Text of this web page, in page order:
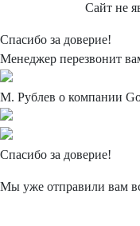
Cайт не
Спасибо за доверие!
Менеджер перезвонит
М. Рублев о компании
Спасибо за доверие!
Мы уже отправили вам